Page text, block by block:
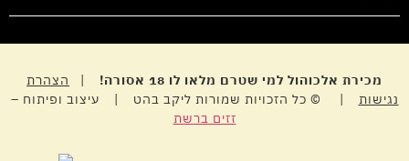
מכירת אלכוהול למי שטרם מלאו לו 18 אסורה! |
הצהרת
נגישות | © כל הזכויות שמורות ליקב בהט | עיצוב ופיתוח –
זזים ברשת